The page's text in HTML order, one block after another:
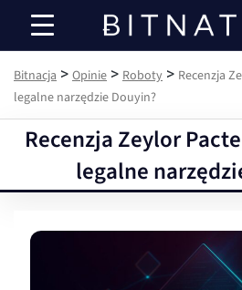
Bitnacja
Bitnacja > Opinie > Roboty > Recenzja
legalne narzędzie Douyin?
Recenzja Zeylor
legalne